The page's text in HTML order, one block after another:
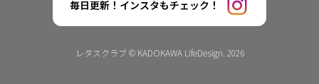
毎日更新！インスタもチェック！
レタスクラブ © KADOKAWA LifeDesign. 2026